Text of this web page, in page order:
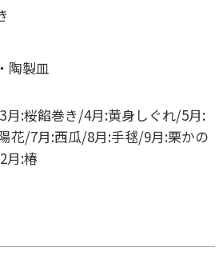
陶製皿
月:桜餡巻き/4月:黄身しぐれ/5月:
花/7月:西瓜/8月:手毬/9月:栗かの
月:椿